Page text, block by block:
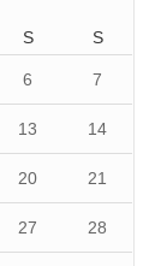
S S
6 7
13 14
20 21
27 28